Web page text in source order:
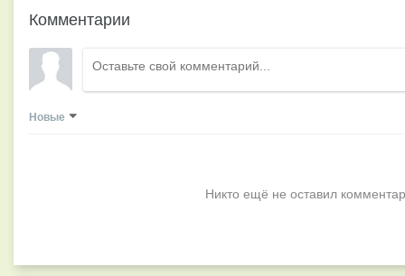
Комментарии
Новые
Никто ещё не оставил